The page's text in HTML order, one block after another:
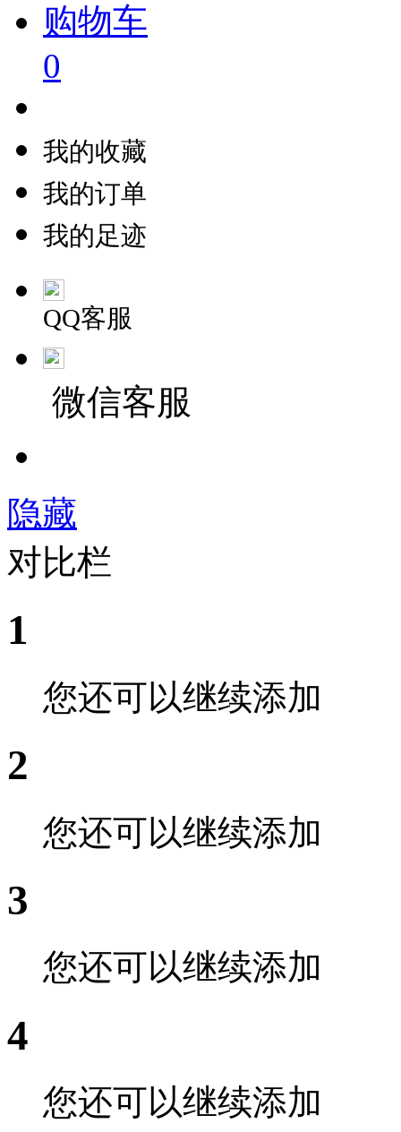
购物车
0
我的收藏
我的订单
我的足迹
QQ客服
微信客服
隐藏
对比栏
1
您还可以继续添加
2
您还可以继续添加
3
您还可以继续添加
4
您还可以继续添加